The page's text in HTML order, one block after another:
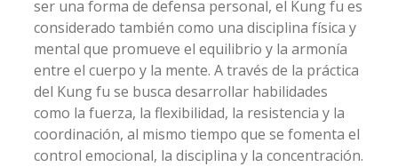
ser una forma de defensa personal, el Kung fu es
considerado también como una disciplina física y
mental que promueve el equilibrio y la armonía
entre el cuerpo y la mente. A través de la práctica
del Kung fu se busca desarrollar habilidades
como la fuerza, la flexibilidad, la resistencia y la
coordinación, al mismo tiempo que se fomenta el
control emocional, la disciplina y la concentración.